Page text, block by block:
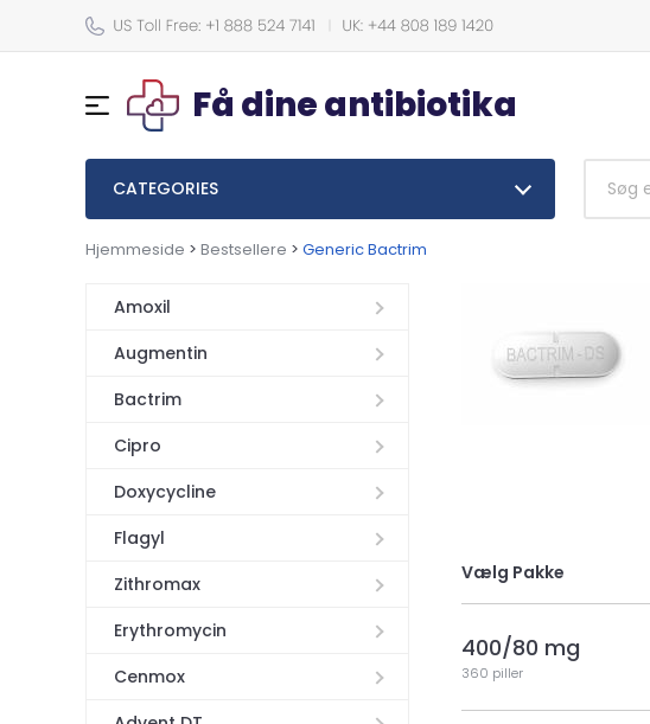
Få dine antibiotika
CATEGORIES
Hjemmeside > Bestsellere > Generic Bactrim
Amoxil
Augmentin
Bactrim
Cipro
Doxycycline
Flagyl
Zithromax
Erythromycin
Cenmox
Vælg Pakke
400/80 mg
360 piller